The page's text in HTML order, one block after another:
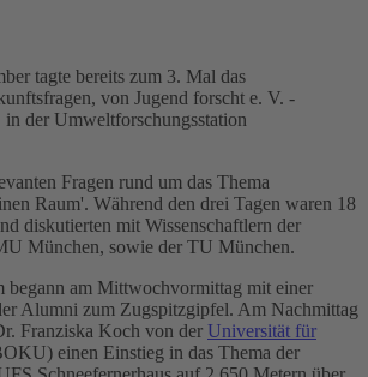
tagte bereits zum 3. Mal das
von Jugend forscht e. V. -
der Umweltforschungsstation
Fragen rund um das Thema
Raum'. Während den drei Tagen waren 18
diskutierten mit Wissenschaftlern der
München, sowie der TU München.
begann am Mittwochvormittag mit einer
Alumni zum Zugspitzgipfel. Am Nachmittag
Franziska Koch von der Universität für
einen Einstieg in das Thema der